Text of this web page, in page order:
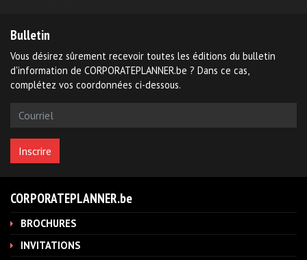
Bulletin
Vous désirez sûrement recevoir toutes les éditions du bulletin
d'information de CORPORATEPLANNER.be ? Dans ce cas,
complétez vos coordonnées ci-dessous.
CORPORATEPLANNER.be
BROCHURES
INVITATIONS